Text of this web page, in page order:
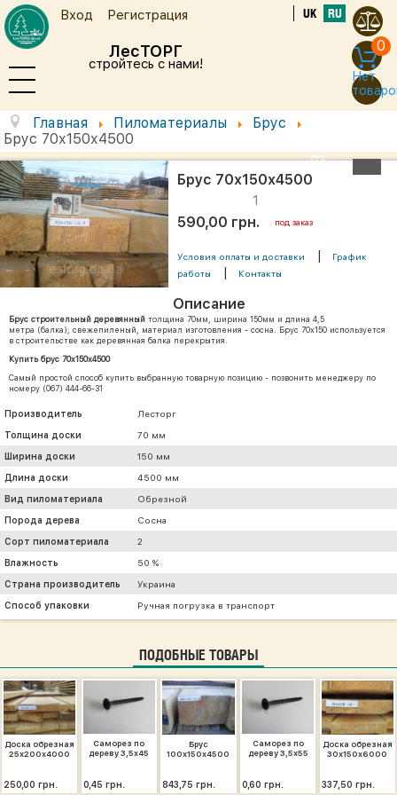
ЛесТОРГ
стройтесь с нами!
Вход Регистрация UK RU
0
Нет
Главная Пиломатериалы
Брус
Брус 70х150х4500
Брус 70х150х4500
1
590,00 грн. под заказ
Условия оплаты и доставки |
График
работы
| Контакты
Описание
Брус строительный деревянный толщина 70мм, ширина 150мм и длина 4,5
метра (балка); свежепиленый, материал изготовления - сосна. Брус 70х150 используется
в строительстве как деревянная балка перекрытия.
Купить брус 70х150х4500
Самый простой способ купить выбранную товарную позицию - позвонить менеджеру по
номеру (067) 444-66-31
Производитель
Лесторг
Толщина доски
70 мм
Ширина доски
150 мм
Длина доски
4500 мм
Вид пиломатериала
Обрезной
Порода дерева
Сосна
Сорт пиломатериала
2
Влажность
50 %
Страна производитель
Украина
Способ упаковки
Ручная погрузка в транспорт
ПОДОБНЫЕ ТОВАРЫ
Доска обрезная
25х200х4000
250,00 грн.
Саморез по
дереву 3,5х45
0,45 грн.
Брус
100х150х4500
843,75 грн.
Саморез по
дереву 3,5х55
0,60 грн.
Доска обрезная
30х150х6000
337,50 грн.